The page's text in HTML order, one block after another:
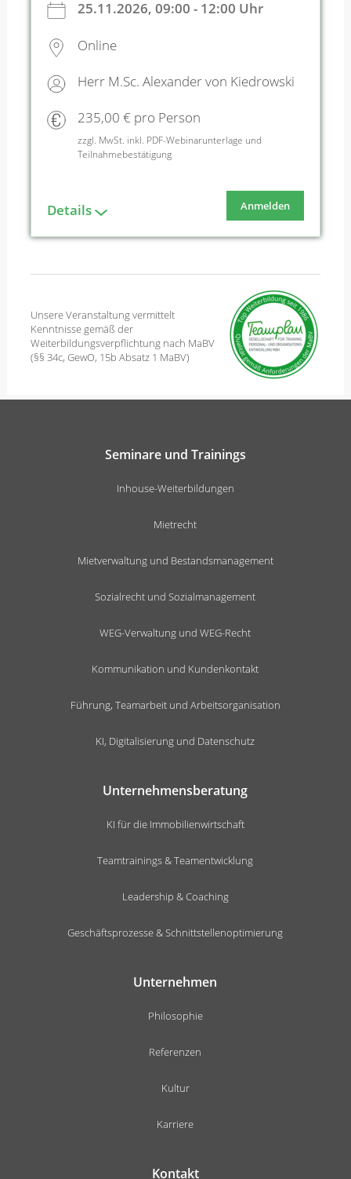
25.11.2026, 09:00 - 12:00 Uhr
Online
Herr M.Sc. Alexander von Kiedrowski
235,00 € pro Person
zzgl. MwSt. inkl. PDF-Webinarunterlage und
Teilnahmebestätigung
Details Anmelden
Unsere Veranstaltung vermittelt
Kenntnisse gemäß der
Weiterbildungsverpflichtung nach MaBV
(§§ 34c, GewO, 15b Absatz 1 MaBV)
Seminare und Trainings
Inhouse-Weiterbildungen
Mietrecht
Mietverwaltung und Bestandsmanagement
Sozialrecht und Sozialmanagement
WEG-Verwaltung und WEG-Recht
Kommunikation und Kundenkontakt
Führung, Teamarbeit und Arbeitsorganisation
KI, Digitalisierung und Datenschutz
Unternehmensberatung
KI für die Immobilienwirtschaft
Teamtrainings & Teamentwicklung
Leadership & Coaching
Geschäftsprozesse & Schnittstellenoptimierung
Unternehmen
Philosophie
Referenzen
Kultur
Karriere
Kontakt